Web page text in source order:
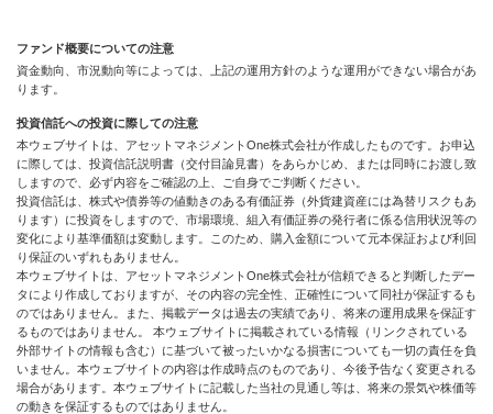
ファンド概要についての注意
資金動向、市況動向等によっては、上記の運用方針のような運用ができない場合があ
ります。
投資信託への投資に際しての注意
本ウェブサイトは、アセットマネジメントOne株式会社が作成したものです。お申込
に際しては、投資信託説明書（交付目論見書）をあらかじめ、または同時にお渡し致
しますので、必ず内容をご確認の上、ご自身でご判断ください。
投資信託は、株式や債券等の値動きのある有価証券（外貨建資産には為替リスクもあ
ります）に投資をしますので、市場環境、組入有価証券の発行者に係る信用状況等の
変化により基準価額は変動します。このため、購入金額について元本保証および利回
り保証のいずれもありません。
本ウェブサイトは、アセットマネジメントOne株式会社が信頼できると判断したデー
タにより作成しておりますが、その内容の完全性、正確性について同社が保証するも
のではありません。また、掲載データは過去の実績であり、将来の運用成果を保証す
るものではありません。 本ウェブサイトに掲載されている情報（リンクされている
外部サイトの情報も含む）に基づいて被ったいかなる損害についても一切の責任を負
いません。本ウェブサイトの内容は作成時点のものであり、今後予告なく変更される
場合があります。本ウェブサイトに記載した当社の見通し等は、将来の景気や株価等
の動きを保証するものではありません。